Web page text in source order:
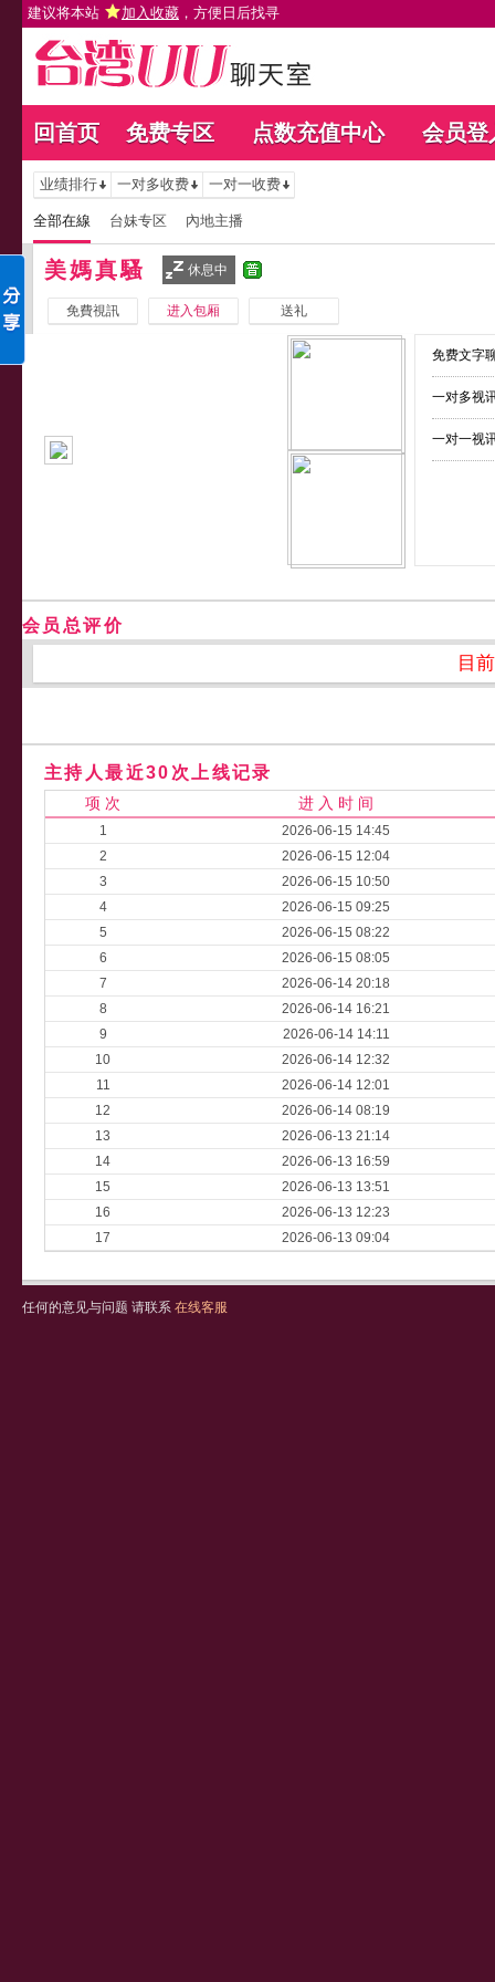
建议将本站 加入收藏 ，方便日后找寻
回首页 免费专区 点数充值中心 会员登
业绩排行 一对多收费 一对一收费
全部在線 台妹专区 內地主播
美媽真騷 休息中
免費視訊 进入包厢 送礼
免费文字
一对多视
一对一视
会员总评价
目
主持人最近30次上线记录
项 次 进 入 时 间
1
2026-06-15 14:45
2
2026-06-15 12:04
3
2026-06-15 10:50
4
2026-06-15 09:25
5
2026-06-15 08:22
6
2026-06-15 08:05
7
2026-06-14 20:18
8
2026-06-14 16:21
9
2026-06-14 14:11
10
2026-06-14 12:32
11
2026-06-14 12:01
12
2026-06-14 08:19
13
2026-06-13 21:14
14
2026-06-13 16:59
15
2026-06-13 13:51
16
2026-06-13 12:23
17
2026-06-13 09:04
任何的意见与问题 请联系 在线客服